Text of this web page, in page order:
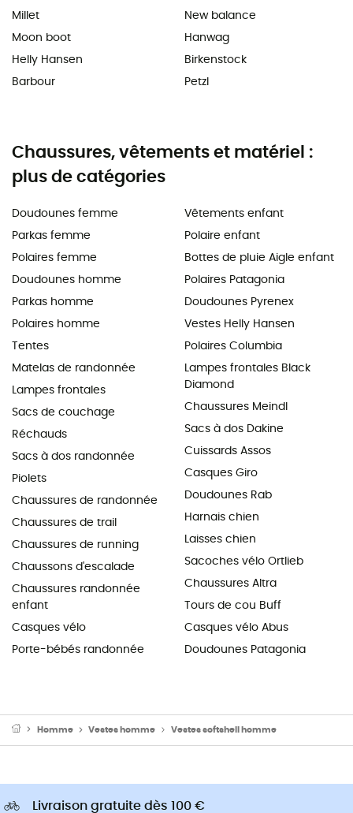
Millet
Moon boot
Helly Hansen
Barbour
New balance
Hanwag
Birkenstock
Petzl
Chaussures, vêtements et matériel :
plus de catégories
Doudounes femme
Parkas femme
Polaires femme
Doudounes homme
Parkas homme
Polaires homme
Tentes
Matelas de randonnée
Lampes frontales
Sacs de couchage
Réchauds
Sacs à dos randonnée
Piolets
Chaussures de randonnée
Chaussures de trail
Chaussures de running
Chaussons d'escalade
Chaussures randonnée
enfant
Casques vélo
Porte-bébés randonnée
Vêtements enfant
Polaire enfant
Bottes de pluie Aigle enfant
Polaires Patagonia
Doudounes Pyrenex
Vestes Helly Hansen
Polaires Columbia
Lampes frontales Black
Diamond
Chaussures Meindl
Sacs à dos Dakine
Cuissards Assos
Casques Giro
Doudounes Rab
Harnais chien
Laisses chien
Sacoches vélo Ortlieb
Chaussures Altra
Tours de cou Buff
Casques vélo Abus
Doudounes Patagonia
Homme Vestes homme Vestes softshell homme
Livraison gratuite dès 100 €